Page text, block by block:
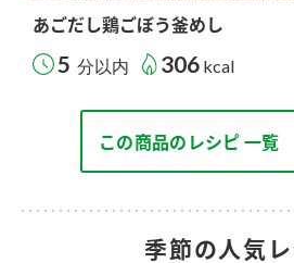
あごだし鶏ごぼう釜めし
5 分以内 306 kcal
この商品のレシピ 一覧
季節の人気